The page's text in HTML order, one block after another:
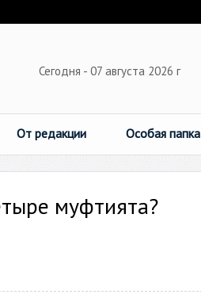
Сегодня - 07 августа 2026 г
От редакции Особая папка
муфтията?